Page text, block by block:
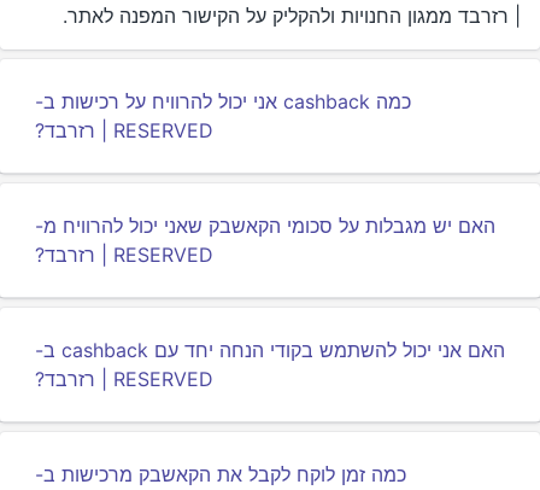
| רזרבד ממגון החנויות ולהקליק על הקישור המפנה לאתר.
כמה cashback אני יכול להרוויח על רכישות ב-
RESERVED | רזרבד?
האם יש מגבלות על סכומי הקאשבק שאני יכול להרוויח מ-
RESERVED | רזרבד?
האם אני יכול להשתמש בקודי הנחה יחד עם cashback ב-
RESERVED | רזרבד?
כמה זמן לוקח לקבל את הקאשבק מרכישות ב-